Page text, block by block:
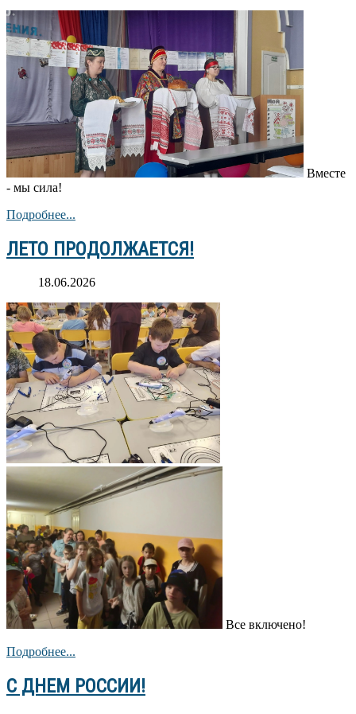
Вместе
- мы сила!
Подробнее...
ЛЕТО ПРОДОЛЖАЕТСЯ!
18.06.2026
Все включено!
Подробнее...
С ДНЕМ РОССИИ!